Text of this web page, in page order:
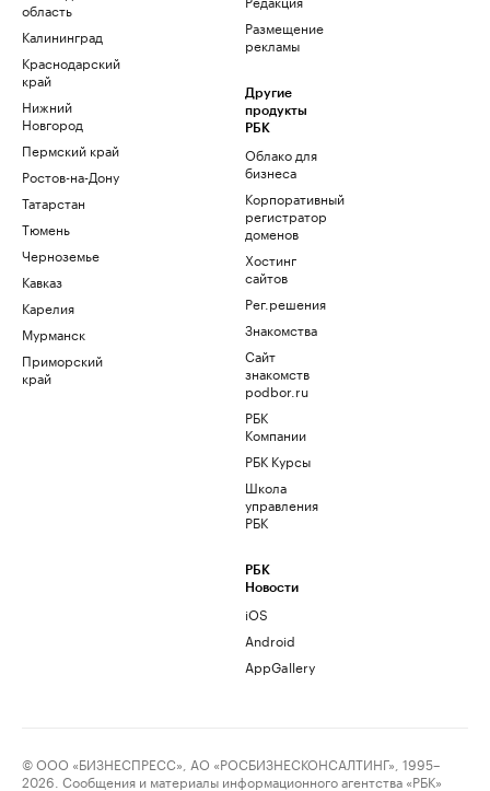
область
Калининград
Краснодарский
край
Нижний
Новгород
Пермский край
Ростов-на-Дону
Татарстан
Тюмень
Черноземье
Кавказ
Карелия
Мурманск
Приморский
край
Размещение
рекламы
Другие
продукты
РБК
Облако для
бизнеса
Корпоративный
регистратор
доменов
Хостинг
сайтов
Рег.решения
Знакомства
Сайт
знакомств
podbor.ru
РБК
Компании
РБК Курсы
Школа
управления
РБК
РБК
Новости
iOS
Android
AppGallery
© ООО «БИЗНЕСПРЕСС», АО «РОСБИЗНЕСКОНСАЛТИНГ», 1995–
2026. Сообщения и материалы информационного агентства «РБК»